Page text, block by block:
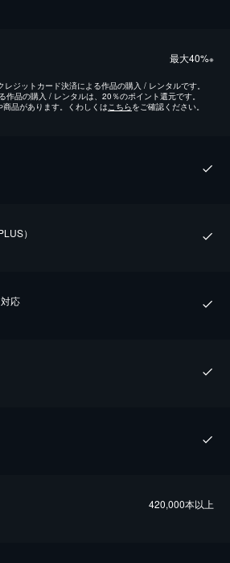
最⼤40%※
ジットカード決済による作品の購入 / レンタルです。
作品の購入 / レンタルは、20％のポイント還元です。
品があります。くわしくはこちらをご確認ください。
）
応
420,000本以上